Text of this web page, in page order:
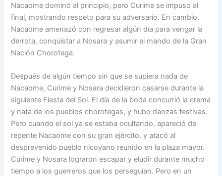
Nacaome dominó al principio, pero Curime se impuso al
final, mostrando respeto para su adversario. En cambio,
Nacaome amenazó con regresar algún día para vengar la
derrota, conquistar a Nosara y asumir el mando de la Gran
Nación Chorotega.
Después de algún tiempo sin que se supiera nada de
Nacaome, Curime y Nosara decidieron casarse durante la
siguiente Fiesta del Sol. El día de la boda concurrió la crema
y nata de los pueblos chorotegas, y hubo danzas festivas.
Pero cuando el sol ya se estaba ocultando, apareció de
repente Nacaome con su gran ejército, y atacó al
desprevenido pueblo nicoyano reunido en la plaza mayor.
Curime y Nosara lograron escapar y eludir durante mucho
tiempo a los guerreros que los perseguían. Pero en un